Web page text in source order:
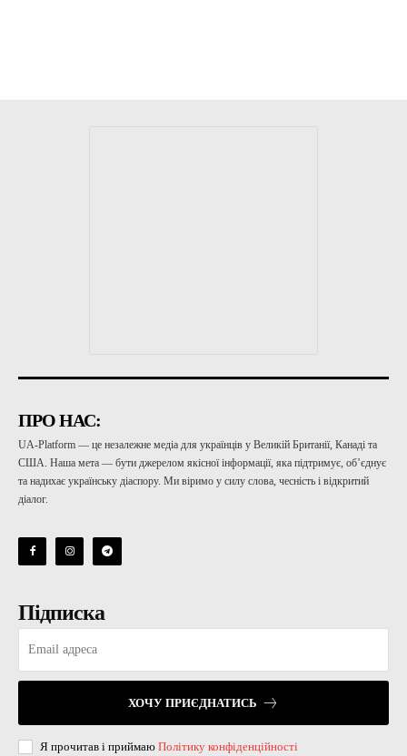
ПРО НАС:
UA-Platform — це незалежне медіа для українців у Великій Британії, Канаді та
США. Наша мета — бути джерелом якісної інформації, яка підтримує, об’єднує
та надихає українську діаспору. Ми віримо у силу слова, чесність і відкритий
діалог.
Підписка
ХОЧУ ПРИЄДНАТИСЬ
Я прочитав і приймаю Політику конфіденційності